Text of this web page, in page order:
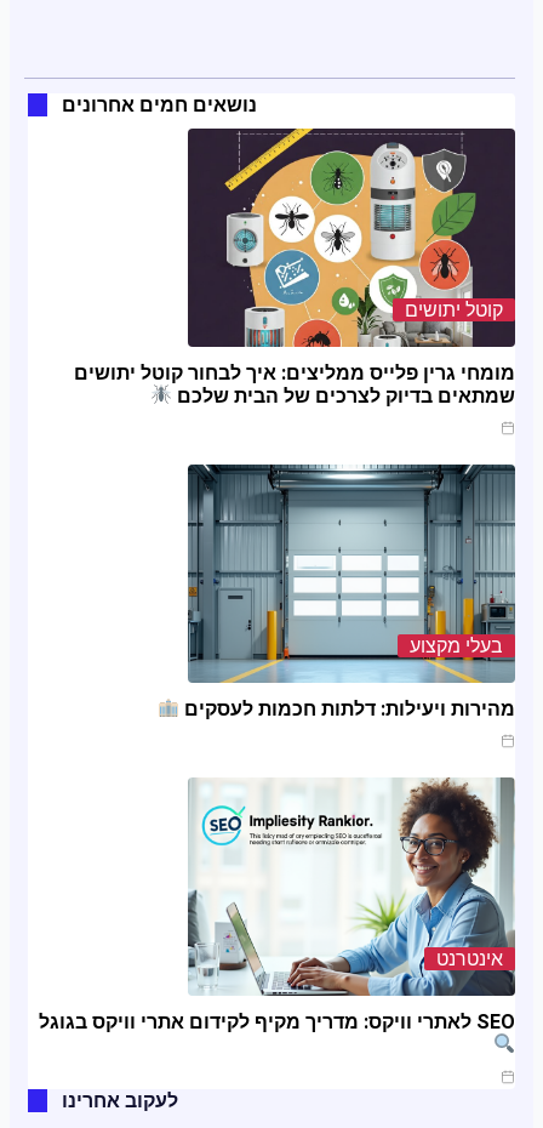
נושאים חמים אחרונים
קוטל יתושים
מומחי גרין פלייס ממליצים: איך לבחור קוטל יתושים
שמתאים בדיוק לצרכים של הבית שלכם
מרץ 20, 2025
בעלי מקצוע
מהירות ויעילות: דלתות חכמות לעסקים
ינו 20, 2025
אינטרנט
SEO לאתרי וויקס: מדריך מקיף לקידום אתרי וויקס בגוגל
ינו 11, 2025
לעקוב אחרינו